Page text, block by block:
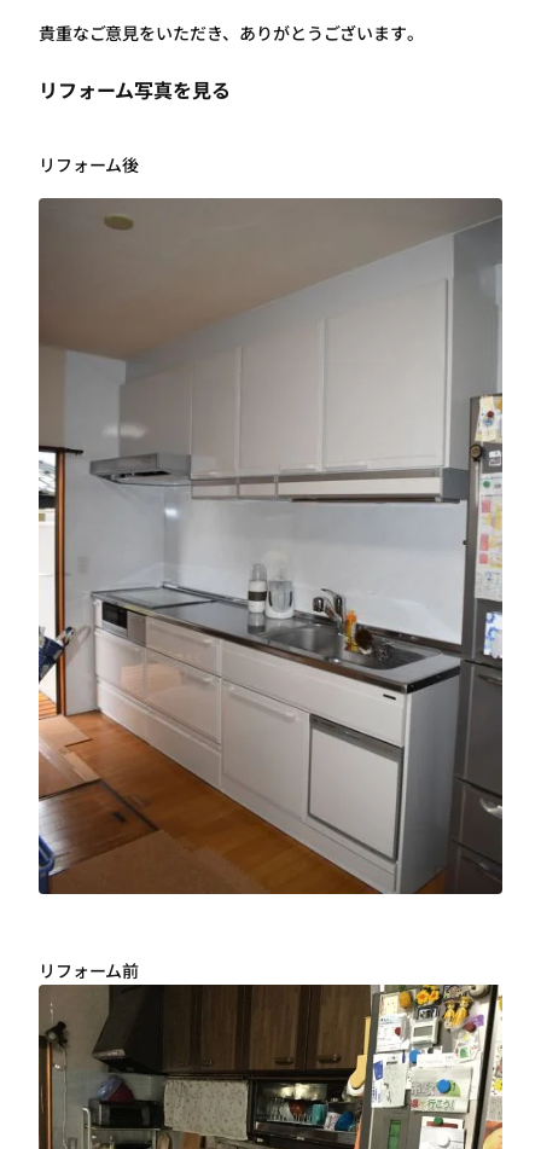
貴重なご意見をいただき、ありがとうございます。
リフォーム写真を見る
リフォーム後
リフォーム前